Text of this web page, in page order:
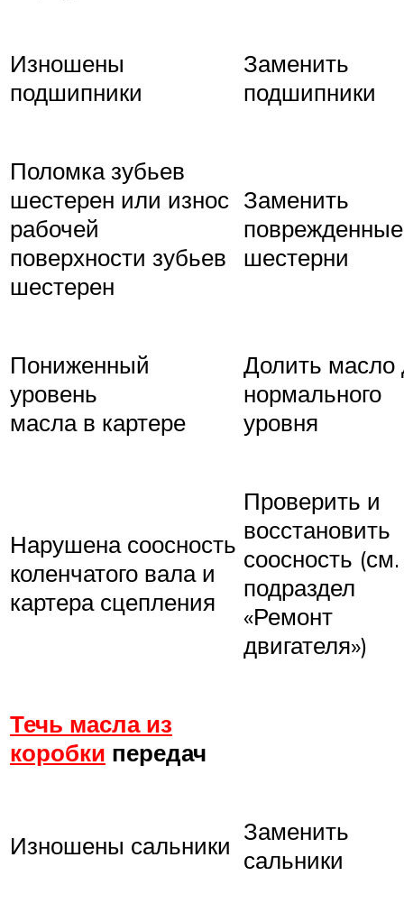
Изношены
подшипники
Заменить
подшипники
Поломка зубьев
шестерен или износ
рабочей
поверхности зубьев
шестерен
Заменить
поврежденные
шестерни
Пониженный
уровень
масла в картере
Долить масло
нормального
уровня
Нарушена соосность
коленчатого вала и
картера сцепления
Проверить и
восстановить
соосность (см.
подраздел
«Ремонт
двигателя»)
Течь масла из
коробки передач
Изношены сальники Заменить
сальники